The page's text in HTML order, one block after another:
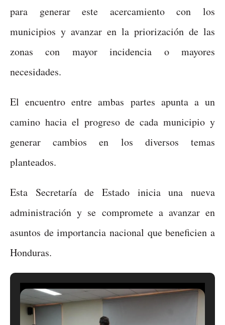
para generar este acercamiento con los
municipios y avanzar en la priorización de las
zonas con mayor incidencia o mayores
necesidades.
El encuentro entre ambas partes apunta a un
camino hacia el progreso de cada municipio y
generar cambios en los diversos temas
planteados.
Esta Secretaría de Estado inicia una nueva
administración y se compromete a avanzar en
asuntos de importancia nacional que beneficien a
Honduras.